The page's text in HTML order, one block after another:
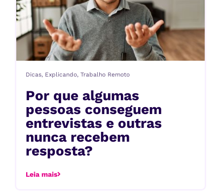
Dicas, Explicando,Trabalho Remoto
Por que algumas
pessoas conseguem
entrevistas e outras
nunca recebem
resposta?
Leia mais